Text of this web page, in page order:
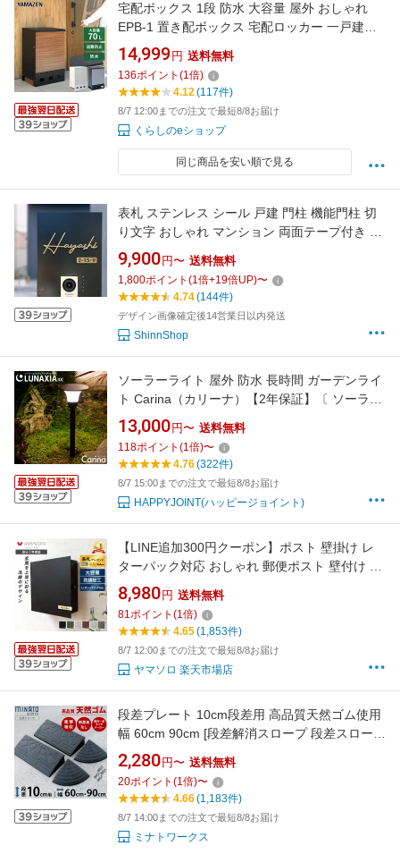
宅配ボックス 1段 防水 大容量 屋外 おしゃれ
EPB-1 置き配ボックス 宅配ロッカー 一戸建て
用 マンション アパート 大型 山善 YAMAZEN
【送料無料】
14,999 円 送料無料
136ポイント (1倍)
4.12(117件)
8/7 12:00までの注文で最短8/8お届け
くらしのeショップ
同じ商品を安い順で見る
表札 ステンレス シール 戸建 門柱 機能門柱 切
り文字 おしゃれ マンション 両面テープ付き 貼
り付け 番地プレート DIY ルームナンバー 番地
筆記体 手書き風 住所入り sh-s0006
9,900 円〜 送料無料
1,800ポイント (1倍+19倍UP)〜
4.74(144件)
デザイン画像確定後14営業日以内発送
ShinnShop
ソーラーライト 屋外 防水 長時間 ガーデンライ
ト Carina（カリーナ）【2年保証】〔 ソーラー
ポールライト ポール型 おしゃれ LED 照明 電球
色 白 ホワイト 庭 充電 挿し込み 差し込み 外灯
玄関 北欧 LUNAXIA ルナシア 〕
13,000 円〜 送料無料
118ポイント (1倍)〜
4.76(322件)
8/7 15:00までの注文で最短8/8お届け
HAPPYJOINT(ハッピージョイント)
【LINE追加300円クーポン】ポスト 壁掛け レ
ターパック対応 おしゃれ 郵便ポスト 壁付け 鍵
付き ハンドル錠 郵便受け A4 メール便 メール
ボックス ウォールポスト 防犯 玄関 ブラック ゴ
ールド スチール ステンレス セラ Serra
8,980 円 送料無料
81ポイント (1倍)
4.65(1,853件)
8/7 12:00までの注文で最短8/8お届け
ヤマソロ 楽天市場店
段差プレート 10cm段差用 高品質天然ゴム使用
幅 60cm 90cm [段差解消スロープ 段差スロープ
段差 ステップ]
2,280 円〜 送料無料
20ポイント (1倍)〜
4.66(1,183件)
8/7 14:00までの注文で最短8/8お届け
ミナトワークス